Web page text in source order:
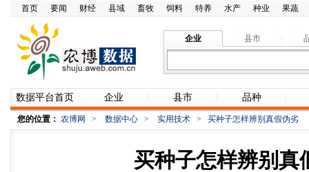
首页 要闻 财经 县域 畜牧 饲料 特养 水产 种业 果蔬
企业 县市
数据平台首页 企业 县市 品种
您的位置： 农博网 > 数据中心 > 实用技术 > 买种子怎样辨别真假伪劣
买种子怎样辨别真